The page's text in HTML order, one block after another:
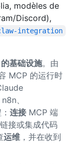
modèles de
Discord),
integration
基础设施。由
MCP 的运行时
、
连接 MCP 端
接或集成代码
运维 ，并在收到